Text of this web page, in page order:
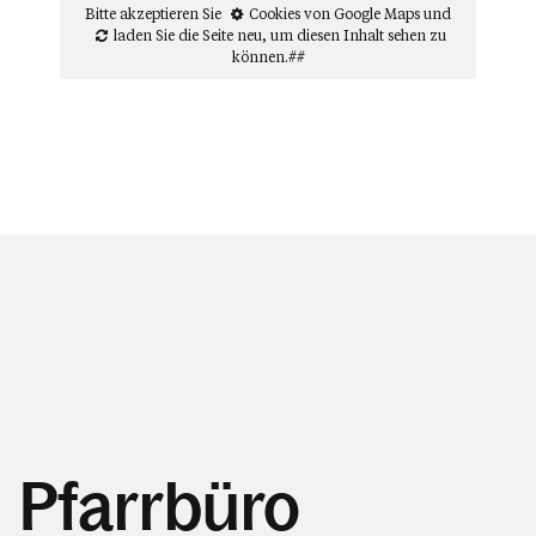
Bitte akzeptieren Sie Cookies von Google Mapsund
laden Sie die Seite neu, um diesen Inhalt sehen zu
können.##
Pfarrbüro